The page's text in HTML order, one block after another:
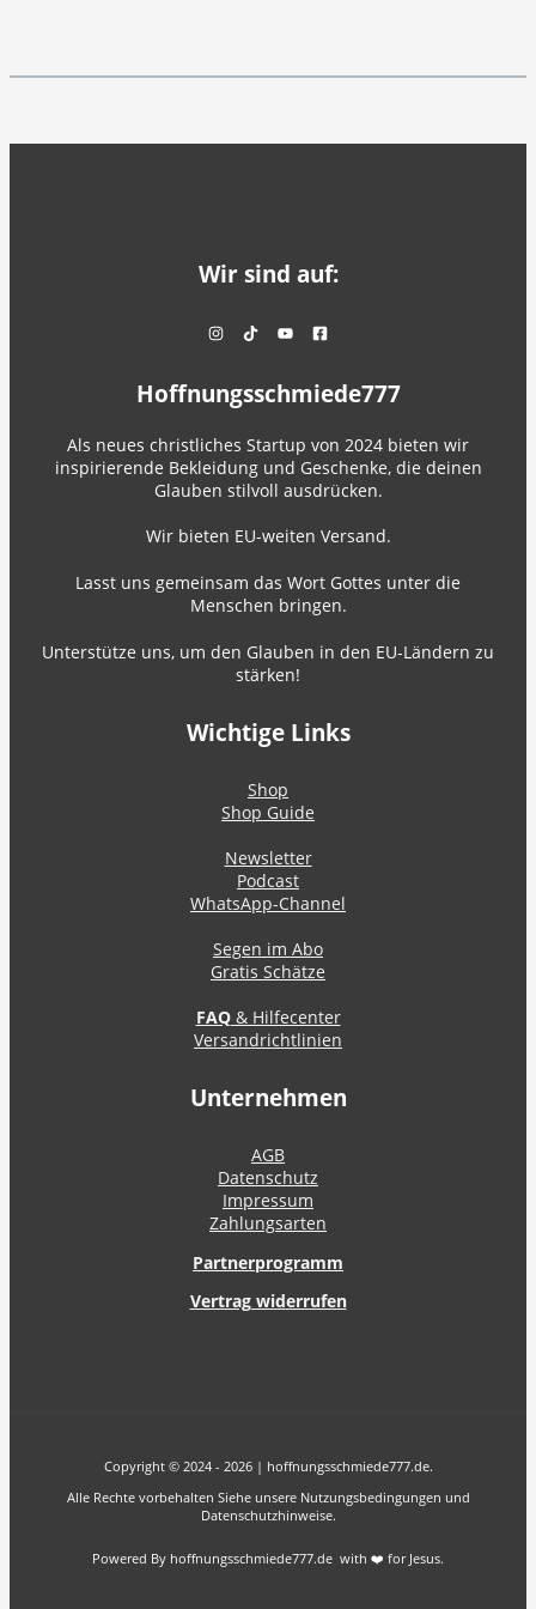
Wir sind auf:
Hoffnungsschmiede777
Als neues christliches Startup von 2024 bieten wir
inspirierende Bekleidung und Geschenke, die deinen
Glauben stilvoll ausdrücken.
Wir bieten EU-weiten Versand.
Lasst uns gemeinsam das Wort Gottes unter die
Menschen bringen.
Unterstütze uns, um den Glauben in den EU-Ländern zu
stärken!
Wichtige Links
Shop
Shop Guide
Newsletter
Podcast
WhatsApp-Channel
Segen im Abo
Gratis Schätze
FAQ& Hilfecenter
Versandrichtlinien
Unternehmen
AGB
Datenschutz
Impressum
Zahlungsarten
Partnerprogramm
Vertrag widerrufen
Copyright © 2024 - 2026 | hoffnungsschmiede777.de.
Alle Rechte vorbehalten Siehe unsere Nutzungsbedingungen und
Datenschutzhinweise.
Powered By hoffnungsschmiede777.de with ❤️ for Jesus.